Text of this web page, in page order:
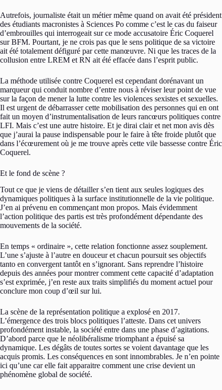
Autrefois, journaliste était un métier même quand on avait été président
des étudiants macronistes à Sciences Po comme c’est le cas du faiseur
d’embrouilles qui interrogeait sur ce mode accusatoire Éric Coquerel
sur BFM. Pourtant, je ne crois pas que le sens politique de sa victoire
ait été totalement défiguré par cette manœuvre. Ni que les traces de la
collusion entre LREM et RN ait été effacée dans l’esprit public.
La méthode utilisée contre Coquerel est cependant dorénavant un
marqueur qui conduit nombre d’entre nous à réviser leur point de vue
sur la façon de mener la lutte contre les violences sexistes et sexuelles.
Il est urgent de débarrasser cette mobilisation des personnes qui en ont
fait un moyen d’instrumentalisation de leurs rancœurs politiques contre
LFI. Mais c’est une autre histoire. Et je dirai clair et net mon avis dès
que j’aurai la pause indispensable pour le faire à tête froide plutôt que
dans l’écœurement où je me trouve après cette vile bassesse contre Éric
Coquerel.
Et le fond de scène ?
Tout ce que je viens de détailler s’en tient aux seules logiques des
dynamiques politiques à la surface institutionnelle de la vie politique.
J’en ai prévenu en commençant mon propos. Mais évidemment
l’action politique des partis est très profondément dépendante des
mouvements de la société.
En temps « ordinaire », cette relation fonctionne assez souplement.
L’une s’ajuste à l’autre en douceur et chacun poursuit ses objectifs
tanto en convergent tantôt en s’ignorant. Sans reprendre l’histoire
depuis des années pour montrer comment cette capacité d’adaptation
s’est exprimée, j’en reste aux traits simplifiés du moment actuel pour
conclure mon coup d’œil sur lui.
La scène de la représentation politique a explosé en 2017.
L’émergence des trois blocs politiques l’atteste. Dans cet univers
profondément instable, la société entre dans une phase d’agitations.
D’abord parce que le néolibéralisme triomphant a épuisé sa
dynamique. Les dégâts de toutes sortes se voient davantage que les
acquis promis. Les conséquences en sont innombrables. Je n’en pointe
ici qu’une car elle fait apparaitre comment une crise devient un
phénomène global de société.